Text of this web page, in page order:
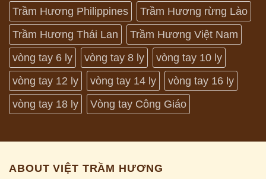
Trầm Hương Philippines
Trầm Hương rừng Lào
Trầm Hương Thái Lan
Trầm Hương Việt Nam
vòng tay 6 ly
vòng tay 8 ly
vòng tay 10 ly
vòng tay 12 ly
vòng tay 14 ly
vòng tay 16 ly
vòng tay 18 ly
Vòng tay Công Giáo
ABOUT VIỆT TRẦM HƯƠNG